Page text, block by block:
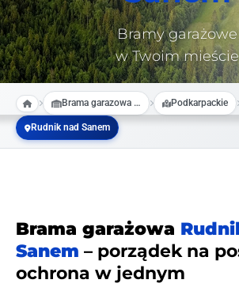
Bramy garażowe
w Twoim mieście
Brama garazowa na wymiar Podkarpackie
Rudnik nad Sanem
Brama garażowa
Sanem – porządek na
ochrona w jednym